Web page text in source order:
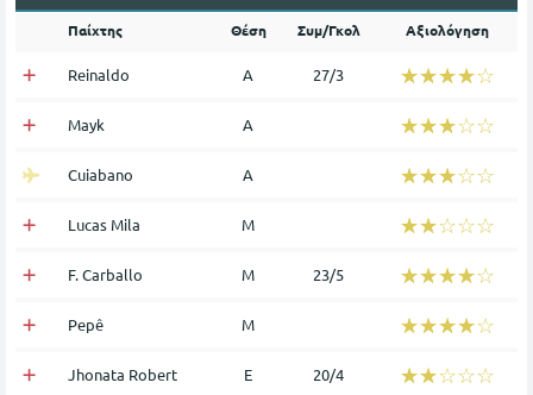
Παίχτης Θέση Συμ/Γκολ Αξιολόγηση
Reinaldo Α 27/3 ☆☆☆☆☆
★★★★★
Mayk Α ☆☆☆☆☆
★★★★★
Cuiabano Α ☆☆☆☆☆
★★★★★
Lucas Mila Μ ☆☆☆☆☆
★★★★★
F. Carballo Μ 23/5 ☆☆☆☆☆
★★★★★
Pepê Μ ☆☆☆☆☆
★★★★★
Jhonata Robert Ε 20/4 ☆☆☆☆☆
★★★★★